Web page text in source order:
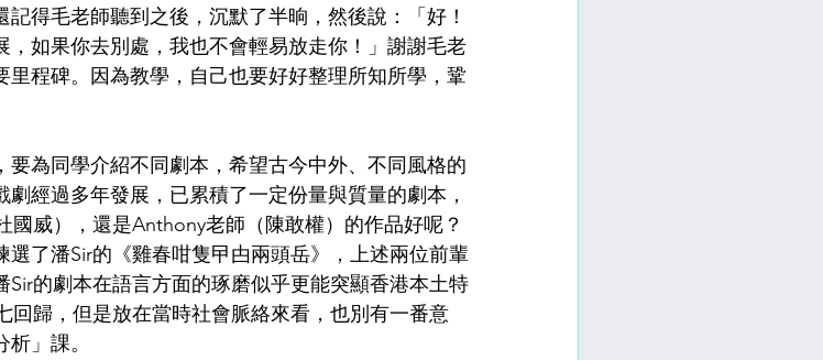
得毛老師聽到之後，沉默了半晌，然後說：「好！
如果你去別處，我也不會輕易放走你！」謝謝毛老
程碑。因為教學，自己也要好好整理所知所學，鞏
為同學介紹不同劇本，希望古今中外、不同風格的
經過多年發展，已累積了一定份量與質量的劇本，
威），還是Anthony老師（陳敢權）的作品好呢？
了潘Sir的《雞春咁隻曱甴兩頭岳》，上述兩位前輩
的劇本在語言方面的琢磨似乎更能突顯香港本土特
回歸，但是放在當時社會脈絡來看，也別有一番意
」課。